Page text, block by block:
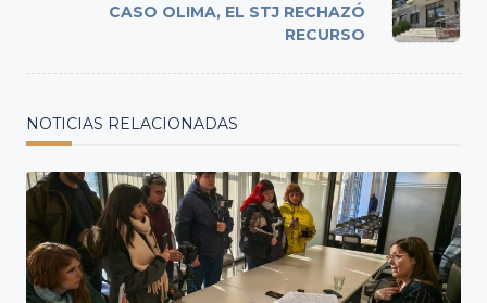
text">Page</span>CASO OLIMA, EL STJ RECHAZÓ
RECURSO
NOTICIAS RELACIONADAS